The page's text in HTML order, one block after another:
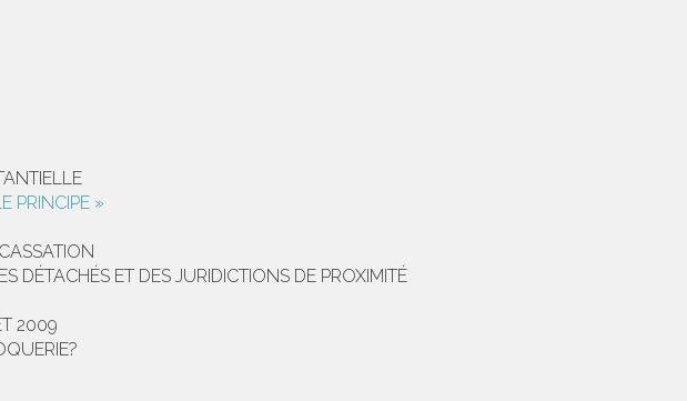
PRINCIPE »
DÉTACHÉS ET DES JURIDICTIONS DE PROXIMITÉ
2009